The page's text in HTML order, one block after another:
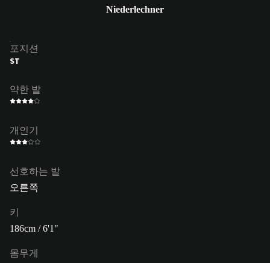
Niederlechner
포지션
ST
약한 발
개인기
선호하는 발
오른쪽
키
186cm / 6'1"
몸무게